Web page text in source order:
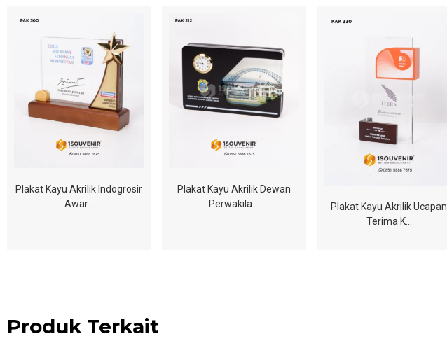
Plakat Kayu Akrilik Indogrosir
Awar…
Plakat Kayu Akrilik Dewan
Perwakila…
Plakat Kayu Akrilik Ucapan
Terima K…
Produk Terkait